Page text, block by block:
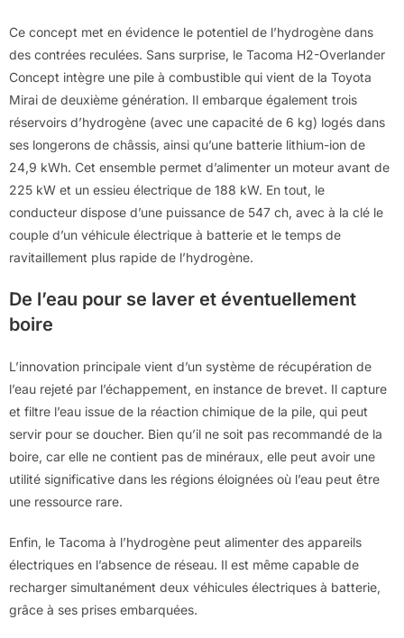
Ce concept met en évidence le potentiel de l’hydrogène dans
des contrées reculées. Sans surprise, le Tacoma H2-Overlander
Concept intègre une pile à combustible qui vient de la Toyota
Mirai de deuxième génération. Il embarque également trois
réservoirs d’hydrogène (avec une capacité de 6 kg) logés dans
ses longerons de châssis, ainsi qu’une batterie lithium-ion de
24,9 kWh. Cet ensemble permet d’alimenter un moteur avant de
225 kW et un essieu électrique de 188 kW. En tout, le
conducteur dispose d’une puissance de 547 ch, avec à la clé le
couple d’un véhicule électrique à batterie et le temps de
ravitaillement plus rapide de l’hydrogène.
De l’eau pour se laver et éventuellement
boire
L’innovation principale vient d’un système de récupération de
l’eau rejeté par l’échappement, en instance de brevet. Il capture
et filtre l’eau issue de la réaction chimique de la pile, qui peut
servir pour se doucher. Bien qu’il ne soit pas recommandé de la
boire, car elle ne contient pas de minéraux, elle peut avoir une
utilité significative dans les régions éloignées où l’eau peut être
une ressource rare.
Enfin, le Tacoma à l’hydrogène peut alimenter des appareils
électriques en l’absence de réseau. Il est même capable de
recharger simultanément deux véhicules électriques à batterie,
grâce à ses prises embarquées.